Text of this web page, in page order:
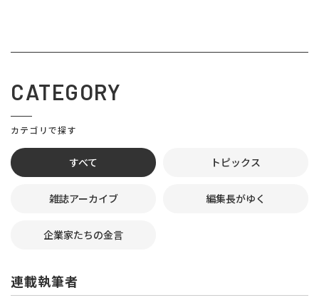
CATEGORY
カテゴリで探す
すべて トピックス
雑誌アーカイブ 編集長がゆく
企業家たちの金言
連載執筆者